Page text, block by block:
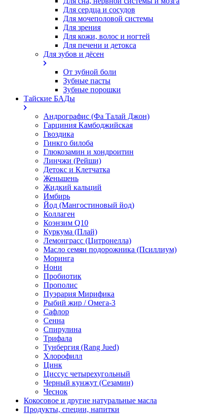
Для сердца и сосудов
Для мочеполовой системы
Для зрения
Для кожи, волос и ногтей
Для печени и детокса
Для зубов и дёсен
От зубной боли
Зубные пасты
Зубные порошки
Тайские БАДы
Андрографис (Фа Талай Джон)
Гарциния Камбоджийская
Гвоздика
Гинкго билоба
Глюкозамин и хондроитин
Линчжи (Рейши)
Детокс и Клетчатка
Женьшень
Жидкий кальций
Имбирь
Йод (Мангостиновый йод)
Коллаген
Коэнзим Q10
Куркума (Плай)
Лемонграсс (Цитронелла)
Масло семян подорожника (Псиллиум)
Моринга
Нони
Пробиотик
Прополис
Пуэрария Мирифика
Рыбий жир / Омега-3
Сафлор
Сенна
Спирулина
Трифала
Тунбергия (Rang Jued)
Хлорофилл
Цинк
Циссус четырехугольный
Черный кунжут (Сезамин)
Чеснок
Кокосовое и другие натуральные масла
Продукты, специи, напитки